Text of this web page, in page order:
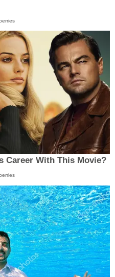
Career With This Movie?